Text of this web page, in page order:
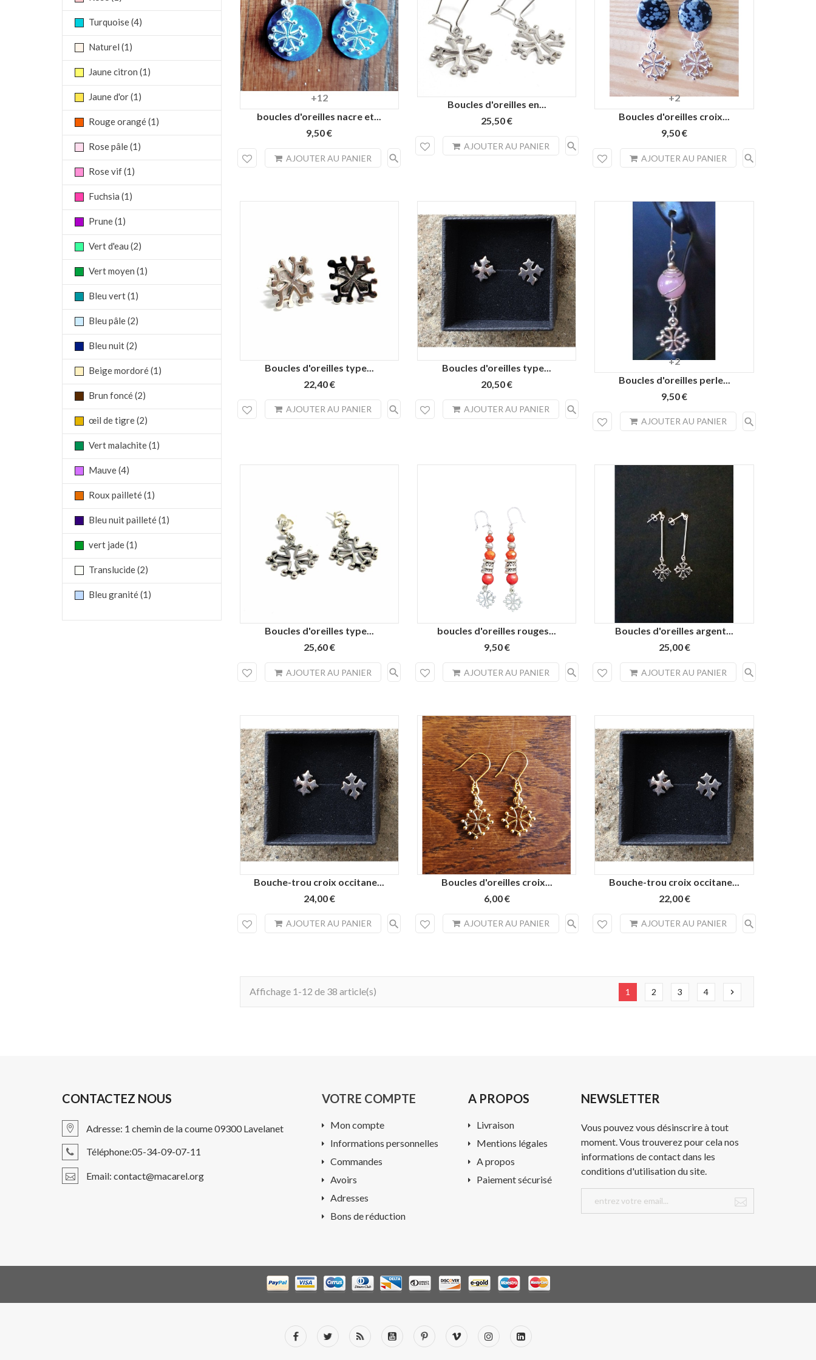
Turquoise(4)
Naturel (1)
Jaune citron (1)
Jaune d'or(1)
Rouge orangé(1)
Rose pâle(1)
Rose vif(1)
Fuchsia (1)
Prune(1)
Vert d'eau (2)
Vert moyen (1)
Bleu vert(1)
Bleu pâle(2)
Bleu nuit(2)
Beige mordoré(1)
Brun foncé(2)
œil de tigre(2)
Vert malachite(1)
Mauve(4)
Roux pailleté(1)
Bleu nuit pailleté(1)
vert jade(1)
Translucide(2)
Bleu granité(1)
Turquoise
Naturel
Jaune
citron
Jaune
d'or
Rouge
orangé
+12
boucles d'oreilles nacre et...
9,50 €
AJOUTER AU PANIER search
Boucles d'oreilles en...
25,50 €
AJOUTER AU PANIER search
Noir
Orange
Bleu
lagon
œil
de
Vert
malachite
+2
Boucles d'oreilles croix...
9,50 €
AJOUTER AU PANIER search
Boucles d'oreilles type...
22,40 €
AJOUTER AU PANIER search
Boucles d'oreilles type...
20,50 €
AJOUTER AU PANIER search
Noir
Rose
Turquoise
Vert
d'eau
œil
de
+2
Boucles d'oreilles perle...
9,50 €
AJOUTER AU PANIER search
Boucles d'oreilles type...
25,60 €
AJOUTER AU PANIER search
boucles d'oreilles rouges...
9,50 €
AJOUTER AU PANIER search
Boucles d'oreilles argent...
25,00 €
AJOUTER AU PANIER search
Bouche-trou croix occitane...
24,00 €
AJOUTER AU PANIER search
Boucles d'oreilles croix...
6,00 €
AJOUTER AU PANIER search
Bouche-trou croix occitane...
22,00 €
AJOUTER AU PANIER search
Affichage 1-12 de 38 article(s) 1 2 3 4 chevron_right
CONTACTEZ NOUS
Adresse: 1 chemin de la coume 09300 Lavelanet
Téléphone:05-34-09-07-11
Email: contact@macarel.org
VOTRE COMPTE
Mon compte
Informations personnelles
Commandes
Avoirs
Adresses
Bons de réduction
A PROPOS
Livraison
Mentions légales
A propos
Paiement sécurisé
NEWSLETTER
Vous pouvez vous désinscrire à tout
moment. Vous trouverez pour cela nos
informations de contact dans les
conditions d'utilisation du site.